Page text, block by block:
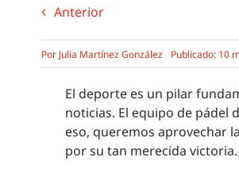
Anterior
Por Julia Martínez González Publicado: 10
El deporte es un pilar
noticias. El equipo de pádel
eso, queremos aprovechar
por su tan merecida victoria.